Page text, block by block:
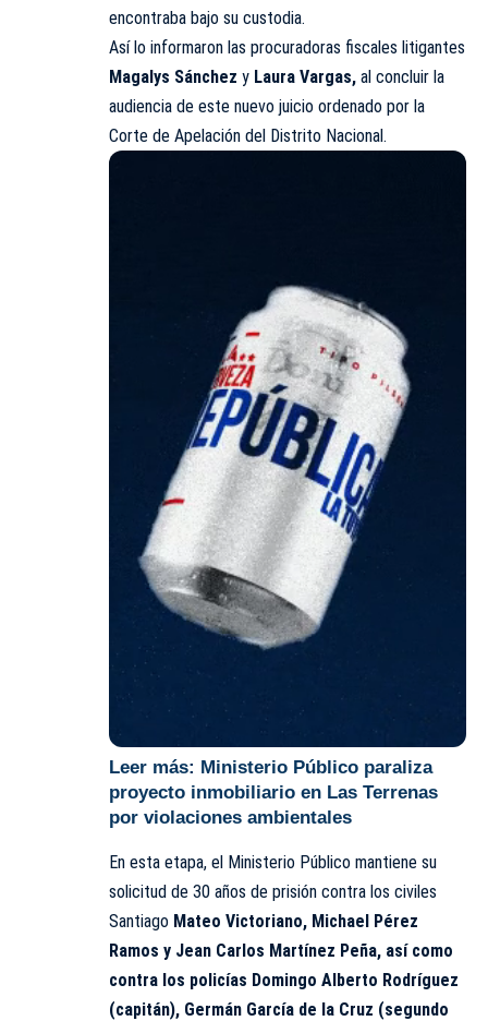
encontraba bajo su custodia.
Así lo informaron las procuradoras fiscales litigantes
Magalys Sánchez y Laura Vargas, al concluir la
audiencia de este nuevo juicio ordenado por la
Corte de Apelación del Distrito Nacional.
Leer más: Ministerio Público paraliza
proyecto inmobiliario en Las Terrenas
por violaciones ambientales
En esta etapa, el Ministerio Público mantiene su
solicitud de 30 años de prisión contra los civiles
Santiago Mateo Victoriano, Michael Pérez
Ramos y Jean Carlos Martínez Peña, así como
contra los policías Domingo Alberto Rodríguez
(capitán), Germán García de la Cruz (segundo